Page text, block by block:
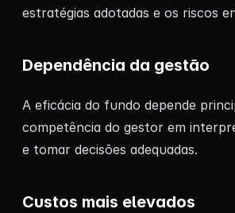
estratégias adotadas e os riscos
Dependência da gestão
A eficácia do fundo depende
competência do gestor em
e tomar decisões adequadas.
Custos mais elevados